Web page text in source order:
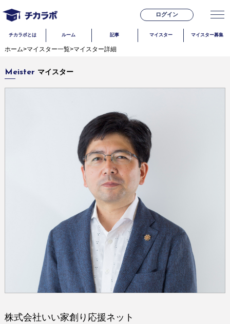
ログイン
チカラボとは ルーム 記事 マイスター マイスター募集
ホーム>マイスター一覧>マイスター詳細
Meister マイスター
株式会社いい家創り応援ネット